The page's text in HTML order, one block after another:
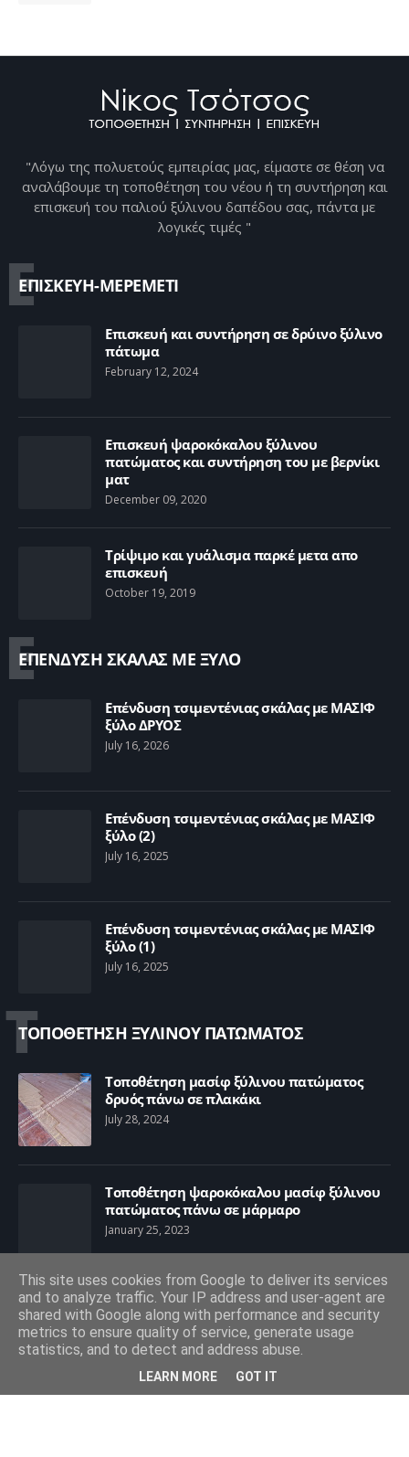
"Λόγω της πολυετούς εμπειρίας μας, είμαστε σε θέση να
αναλάβουμε τη τοποθέτηση του νέου ή τη συντήρηση και
επισκευή του παλιού ξύλινου δαπέδου σας, πάντα με
λογικές τιμές "
Ε
ΕΠΙΣΚΕΥΗ-ΜΕΡΕΜΕΤΙ
Επισκευή και συντήρηση σε δρύινο ξύλινο
πάτωμα
February 12, 2024
Επισκευή ψαροκόκαλου ξύλινου
πατώματος και συντήρηση του με βερνίκι
ματ
December 09, 2020
Τρίψιμο και γυάλισμα παρκέ μετα απο
επισκευή
October 19, 2019
Ε
ΕΠΕΝΔΥΣΗ ΣΚΑΛΑΣ ΜΕ ΞΥΛΟ
Επένδυση τσιμεντένιας σκάλας με ΜΑΣΙΦ
ξύλο ΔΡΥΟΣ
July 16, 2026
Επένδυση τσιμεντένιας σκάλας με ΜΑΣΙΦ
ξύλο (2)
July 16, 2025
Επένδυση τσιμεντένιας σκάλας με ΜΑΣΙΦ
ξύλο (1)
July 16, 2025
Τ
ΤΟΠΟΘΕΤΗΣΗ ΞΥΛΙΝΟΥ ΠΑΤΩΜΑΤΟΣ
Τοποθέτηση μασίφ ξύλινου πατώματος
δρυός πάνω σε πλακάκι
July 28, 2024
Τοποθέτηση ψαροκόκαλου μασίφ ξύλινου
πατώματος πάνω σε μάρμαρο
January 25, 2023
Τοποθέτηση ξύλινου πατώματος με
παραδοσιακό τρόπο
January 17, 2017
This site uses cookies from Google to deliver its services
and to analyze traffic. Your IP address and user-agent are
shared with Google along with performance and security
metrics to ensure quality of service, generate usage
statistics, and to detect and address abuse.
LEARN MORE GOT IT